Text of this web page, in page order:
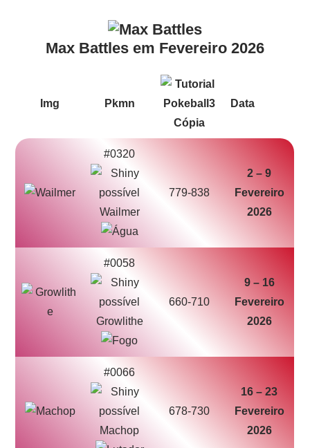
Max Battles em Fevereiro 2026
Img Pkmn Data
#0320
Wailmer
779-838
2 – 9
Fevereiro
2026
#0058
Growlithe
660-710
9 – 16
Fevereiro
2026
#0066
Machop
678-730
16 – 23
Fevereiro
2026